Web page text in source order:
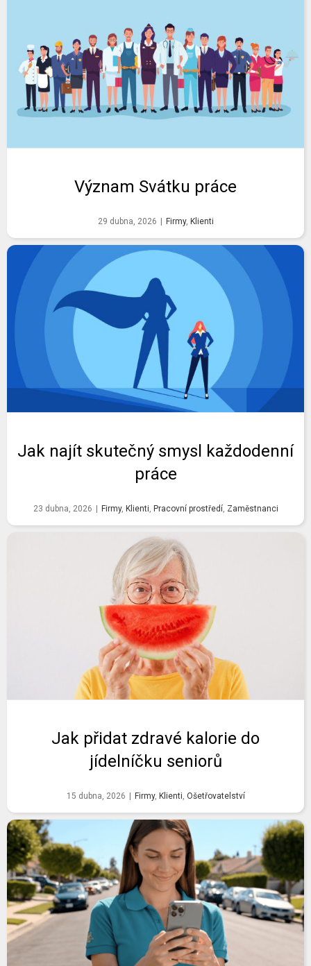
Význam Svátku práce
29 dubna, 2026 Firmy, Klienti
Jak najít skutečný smysl každodenní
práce
23 dubna, 2026 Firmy, Klienti, Pracovní prostředí, Zaměstnanci
Jak přidat zdravé kalorie do
jídelníčku seniorů
15 dubna, 2026 Firmy, Klienti, Ošetřovatelství